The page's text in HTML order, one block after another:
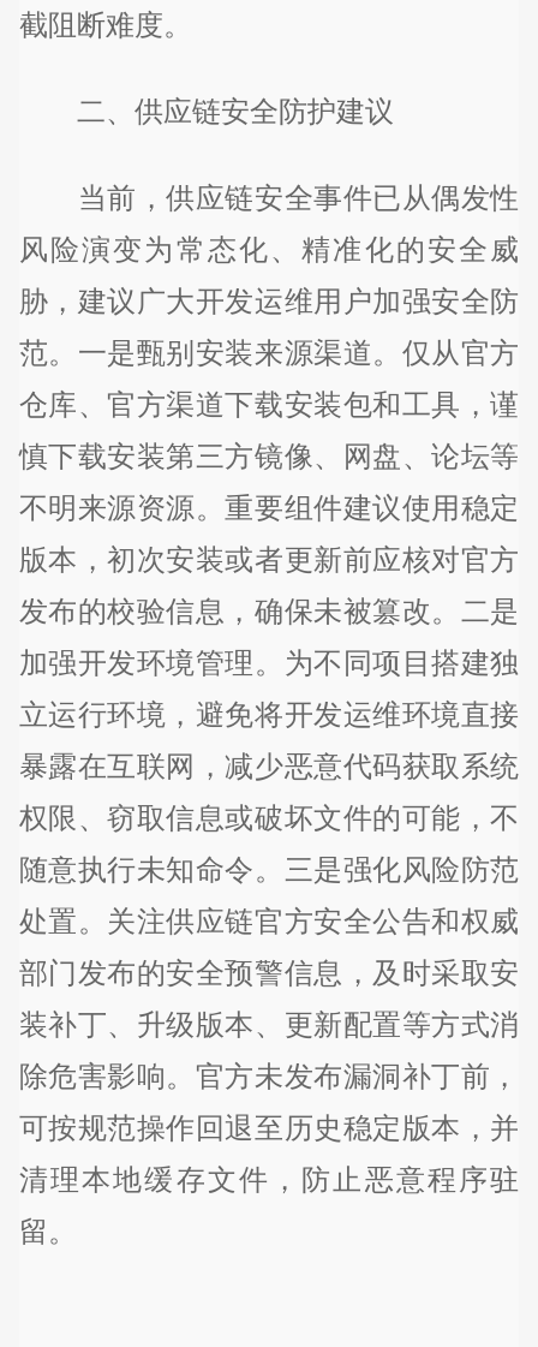
截阻断难度。
二、供应链安全防护建议
当前，供应链安全事件已从偶发性
风险演变为常态化、精准化的安全威
胁，建议广大开发运维用户加强安全防
范。一是甄别安装来源渠道。仅从官方
仓库、官方渠道下载安装包和工具，谨
慎下载安装第三方镜像、网盘、论坛等
不明来源资源。重要组件建议使用稳定
版本，初次安装或者更新前应核对官方
发布的校验信息，确保未被篡改。二是
加强开发环境管理。为不同项目搭建独
立运行环境，避免将开发运维环境直接
暴露在互联网，减少恶意代码获取系统
权限、窃取信息或破坏文件的可能，不
随意执行未知命令。三是强化风险防范
处置。关注供应链官方安全公告和权威
部门发布的安全预警信息，及时采取安
装补丁、升级版本、更新配置等方式消
除危害影响。官方未发布漏洞补丁前，
可按规范操作回退至历史稳定版本，并
清理本地缓存文件，防止恶意程序驻
留。